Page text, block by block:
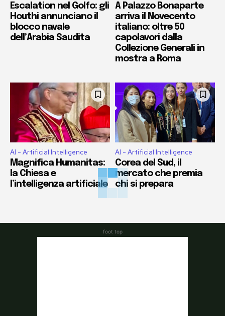
Escalation nel Golfo: gli
Houthi annunciano il
blocco navale
dell’Arabia Saudita
A Palazzo Bonaparte
arriva il Novecento
italiano: oltre 50
capolavori dalla
Collezione Generali in
mostra a Roma
AI - Artificial Intelligence
Magnifica Humanitas:
la Chiesa e
l’intelligenza artificiale
AI - Artificial Intelligence
Corea del Sud, il
mercato che premia
chi si prepara
foot top